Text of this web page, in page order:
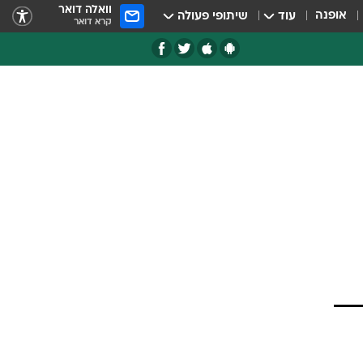
אופנה עוד שיתופי פעולה וואלה דואר
קרא דואר